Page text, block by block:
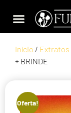
Início / Extratos
+ BRINDE
Oferta!